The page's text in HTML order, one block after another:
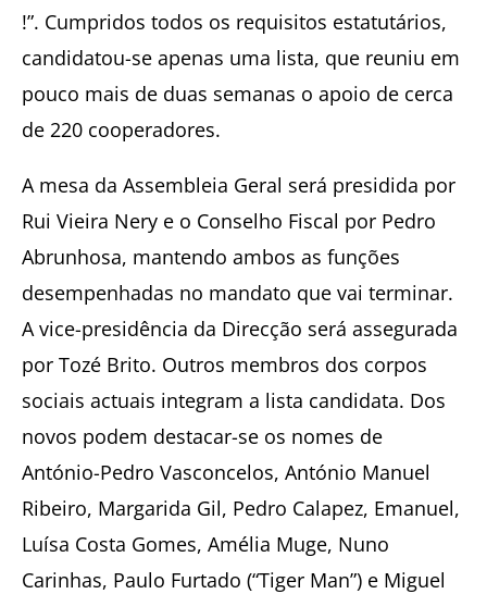
!”. Cumpridos todos os requisitos estatutários,
candidatou-se apenas uma lista, que reuniu em
pouco mais de duas semanas o apoio de cerca
de 220 cooperadores.
A mesa da Assembleia Geral será presidida por
Rui Vieira Nery e o Conselho Fiscal por Pedro
Abrunhosa, mantendo ambos as funções
desempenhadas no mandato que vai terminar.
A vice-presidência da Direcção será assegurada
por Tozé Brito. Outros membros dos corpos
sociais actuais integram a lista candidata. Dos
novos podem destacar-se os nomes de
António-Pedro Vasconcelos, António Manuel
Ribeiro, Margarida Gil, Pedro Calapez, Emanuel,
Luísa Costa Gomes, Amélia Muge, Nuno
Carinhas, Paulo Furtado (“Tiger Man”) e Miguel